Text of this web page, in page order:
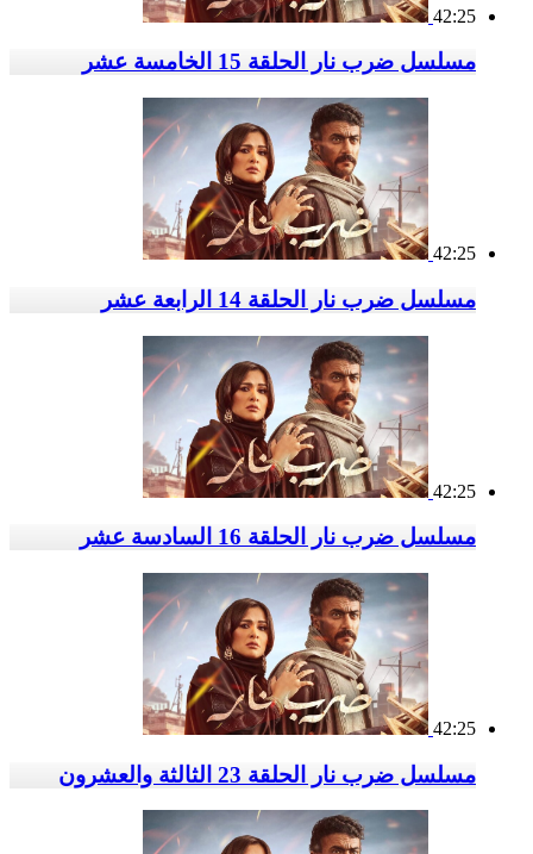
42:25
مسلسل ضرب نار الحلقة 15 الخامسة عشر
42:25
مسلسل ضرب نار الحلقة 14 الرابعة عشر
42:25
مسلسل ضرب نار الحلقة 16 السادسة عشر
42:25
مسلسل ضرب نار الحلقة 23 الثالثة والعشرون